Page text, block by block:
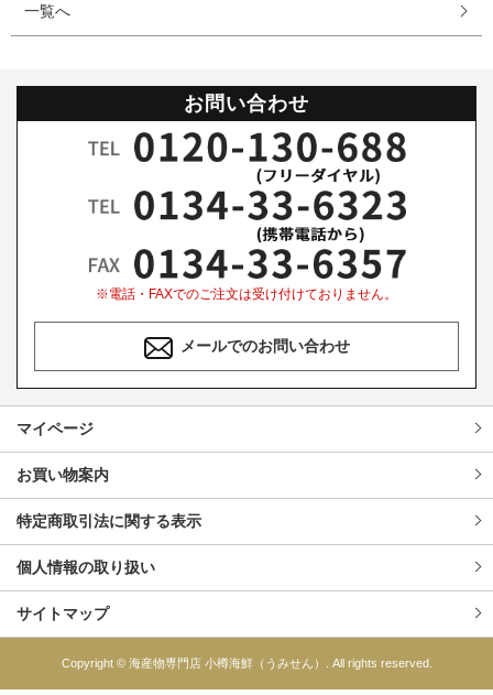
一覧へ
お問い合わせ
※電話・FAXでのご注文は受け付けておりません。
メールでのお問い合わせ
マイページ
お買い物案内
特定商取引法に関する表示
個人情報の取り扱い
サイトマップ
Copyright © 海産物専門店 小樽海鮮（うみせん）. All rights reserved.